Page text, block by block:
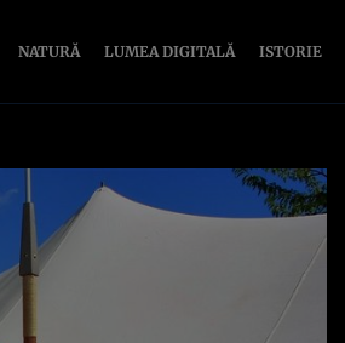
NATURĂ LUMEA DIGITALĂ ISTORIE